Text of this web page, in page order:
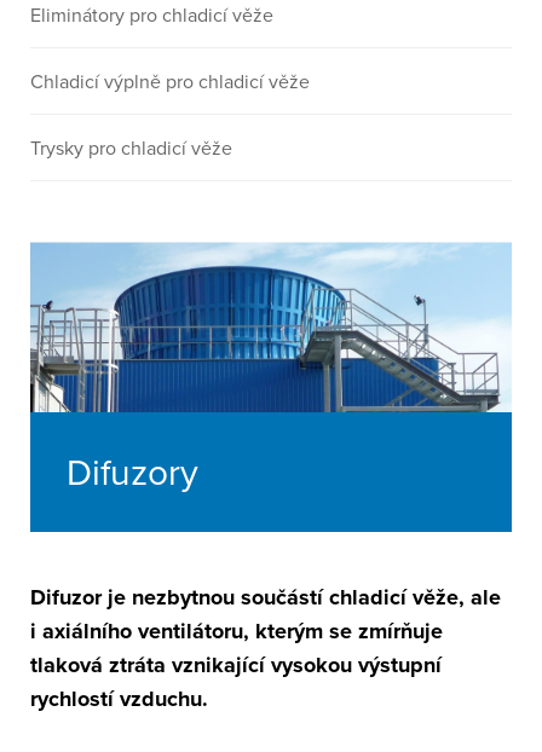
Eliminátory pro chladicí věže
Chladicí výplně pro chladicí věže
Trysky pro chladicí věže
Difuzory
Difuzor je nezbytnou součástí chladicí věže, ale
i axiálního ventilátoru, kterým se zmírňuje
tlaková ztráta vznikající vysokou výstupní
rychlostí vzduchu.